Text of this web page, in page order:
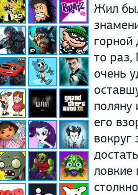
Жил
горной
то раз,
очень
поляну
его
вокруг
ловкие